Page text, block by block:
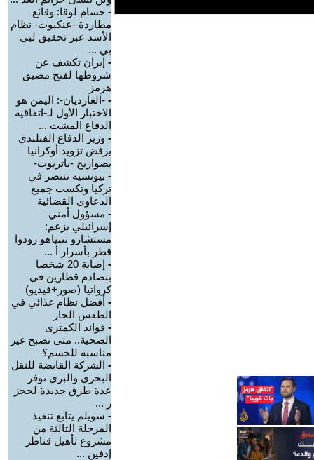
- حسام لوقا: وقائع
مطاردة -عنكبوت- نظام
الأسد عبر تحقيق لبي
بي ...
- إيران تكشف عن
شروطها لفتح مضيق
هرمز
- -الغارديان-: اليمن هو
الاختبار الأول لـ-اتفاقية
الدفاع المشت ...
- وزير الدفاع الفنلندي
يرفض تزويد أوكرانيا
بصواريخ -باتريوت-
- بيونسيه تنتصر في
تركيا وتكسب جميع
الدعاوى القضائية
- مسؤول أمني
إسرائيلي يزعم:
مستشارو نتنياهو زودوا
قطر بأسرار أ ...
-
إصابة 20 شخصا
بتصادم قطارين في
كرواتيا (صور+فيديو)
- أفضل نظام غذائي في
الطقس الحار
- فوائد الكمثرى
الصحية.. متى تصبح غير
مناسبة للجسم؟
- الشركة القابضة للنقل
البحري والبري توفر
عدة طرق جديدة لحجز
ر ...
- سويلم يتابع تنفيذ
المرحلة الثالثة من
مشروع تأهيل قناطر
إدفين ...